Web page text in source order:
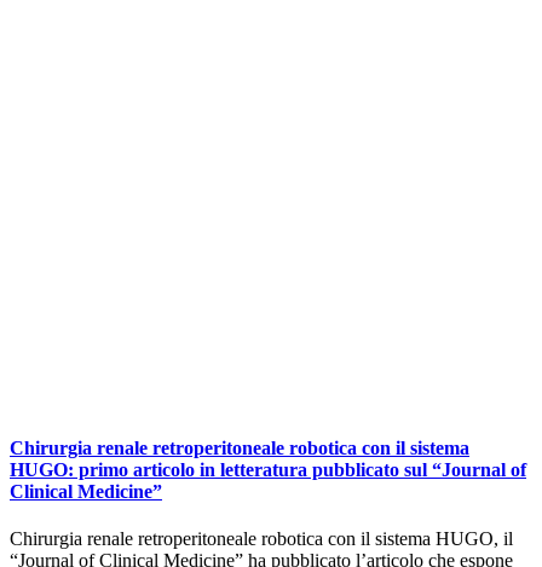
Chirurgia renale retroperitoneale robotica con il sistema
HUGO: primo articolo in letteratura pubblicato sul “Journal of
Clinical Medicine”
Chirurgia renale retroperitoneale robotica con il sistema HUGO, il
“Journal of Clinical Medicine” ha pubblicato l’articolo che espone